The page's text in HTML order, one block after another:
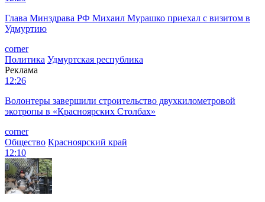
Глава Минздрава РФ Михаил Мурашко приехал с визитом в
Удмуртию
corner
Политика Удмуртская республика
Реклама
12:26
Волонтеры завершили строительство двухкилометровой
экотропы в «Красноярских Столбах»
corner
Общество Красноярский край
12:10